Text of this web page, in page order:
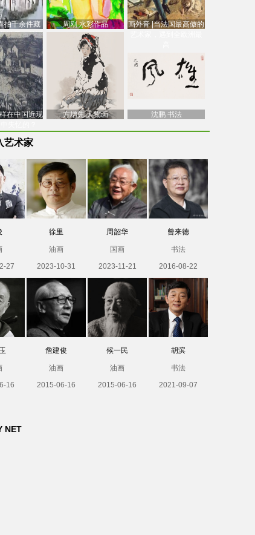
拍千余件藏
港元，吴冠
中
周刚 水彩作品
画外音 |当法国最高傲的
在中国近现
方增先 人物画 沈鹏 书法
艺术家
27
徐里
油画
2023-10-31
周韶华
国画
2023-11-21
曾来德
书法
2016-08-22
16
詹建俊
油画
2015-06-16
候一民
油画
2015-06-16
胡滨
书法
2021-09-07
NET